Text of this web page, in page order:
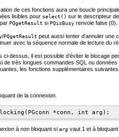
de ces fonctions aura une boucle
lisibles pour select() sur le descripteur
PQgetResult si PQisBusy renvoie false (0).
/PQgetResult peut aussi tenter d'annuler une
avec la séquence normale de lecture du
ci-dessus, il est possible d'éviter le blocage
de très longues commandes SQL ou
les fonctions supplémentaires
de la connexion.
à non bloquant si arg vaut 1 et à bloquant